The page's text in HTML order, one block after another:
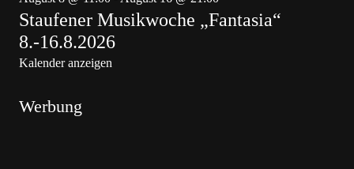
Staufener Musikwoche „Fantasia“
8.-16.8.2026
Kalender anzeigen
Werbung